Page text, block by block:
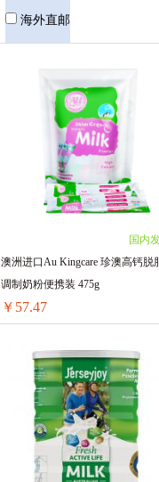
澳大利亚爱薇牛
海外直邮
国内
澳洲进口Au Kingcare 珍澳高钙脱
调制奶粉便携装 475g
￥57.47
2袋 ￥127.48(￥63.74/单袋)
4袋 ￥246.6(￥61.65/单袋)
6袋 ￥357.36(￥59.56/单袋)
10袋 ￥574.7(￥57.47/单袋)